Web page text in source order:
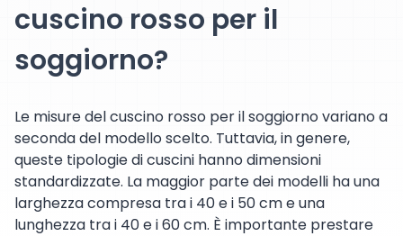
cuscino rosso per il
soggiorno?
Le misure del cuscino rosso per il soggiorno variano a
seconda del modello scelto. Tuttavia, in genere,
queste tipologie di cuscini hanno dimensioni
standardizzate. La maggior parte dei modelli ha una
larghezza compresa tra i 40 e i 50 cm e una
lunghezza tra i 40 e i 60 cm. È importante prestare